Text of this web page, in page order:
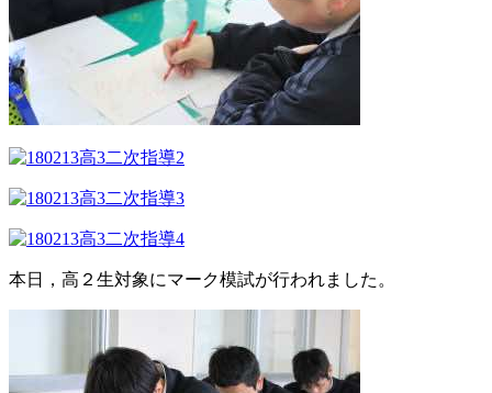
本日，高２生対象にマーク模試が行われました。